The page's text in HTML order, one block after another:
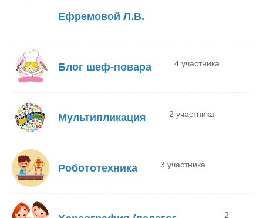
Ефремовой Л.В.
Блог шеф-повара 4 участника
Мультипликация 2 участника
Робототехника 3 участника
2